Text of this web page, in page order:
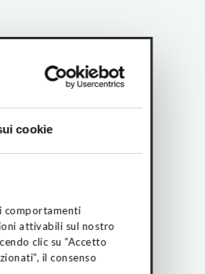
cookie
comportamenti
attivabili sul nostro
clic su “Accetto
il consenso
Chi siamo
Mission
Eventi